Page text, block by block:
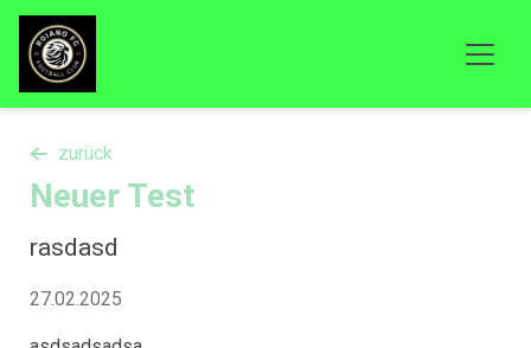
zurück
Neuer Test
rasdasd
27.02.2025